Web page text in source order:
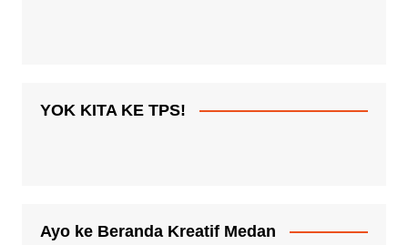
YOK KITA KE TPS!
Ayo ke Beranda Kreatif Medan